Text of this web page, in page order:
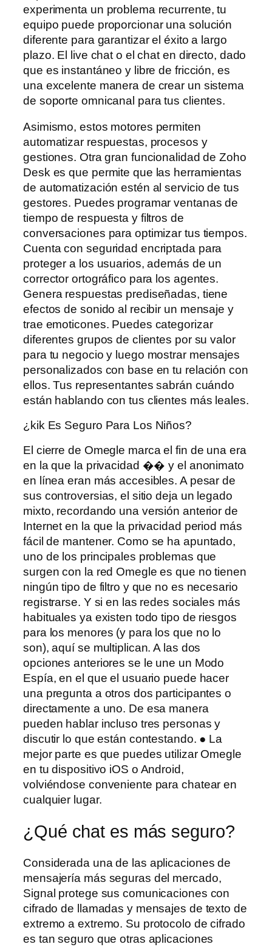
experimenta un problema recurrente, tu
equipo puede proporcionar una solución
diferente para garantizar el éxito a largo
plazo. El live chat o el chat en directo, dado
que es instantáneo y libre de fricción, es
una excelente manera de crear un sistema
de soporte omnicanal para tus clientes.
Asimismo, estos motores permiten
automatizar respuestas, procesos y
gestiones. Otra gran funcionalidad de Zoho
Desk es que permite que las herramientas
de automatización estén al servicio de tus
gestores. Puedes programar ventanas de
tiempo de respuesta y filtros de
conversaciones para optimizar tus tiempos.
Cuenta con seguridad encriptada para
proteger a los usuarios, además de un
corrector ortográfico para los agentes.
Genera respuestas prediseñadas, tiene
efectos de sonido al recibir un mensaje y
trae emoticones. Puedes categorizar
diferentes grupos de clientes por su valor
para tu negocio y luego mostrar mensajes
personalizados con base ​​en tu relación con
ellos. Tus representantes sabrán cuándo
están hablando con tus clientes más leales.
¿kik Es Seguro Para Los Niños?
El cierre de Omegle marca el fin de una era
en la que la privacidad �� y el anonimato
en línea eran más accesibles. A pesar de
sus controversias, el sitio deja un legado
mixto, recordando una versión anterior de
Internet en la que la privacidad period más
fácil de mantener. Como se ha apuntado,
uno de los principales problemas que
surgen con la red Omegle es que no tienen
ningún tipo de filtro y que no es necesario
registrarse. Y si en las redes sociales más
habituales ya existen todo tipo de riesgos
para los menores (y para los que no lo
son), aquí se multiplican. A las dos
opciones anteriores se le une un Modo
Espía, en el que el usuario puede hacer
una pregunta a otros dos participantes o
directamente a uno. De esa manera
pueden hablar incluso tres personas y
discutir lo que están contestando. ● La
mejor parte es que puedes utilizar Omegle
en tu dispositivo iOS o Android,
volviéndose conveniente para chatear en
cualquier lugar.
¿Qué chat es más seguro?
Considerada una de las aplicaciones de
mensajería más seguras del mercado,
Signal protege sus comunicaciones con
cifrado de llamadas y mensajes de texto de
extremo a extremo. Su protocolo de cifrado
es tan seguro que otras aplicaciones